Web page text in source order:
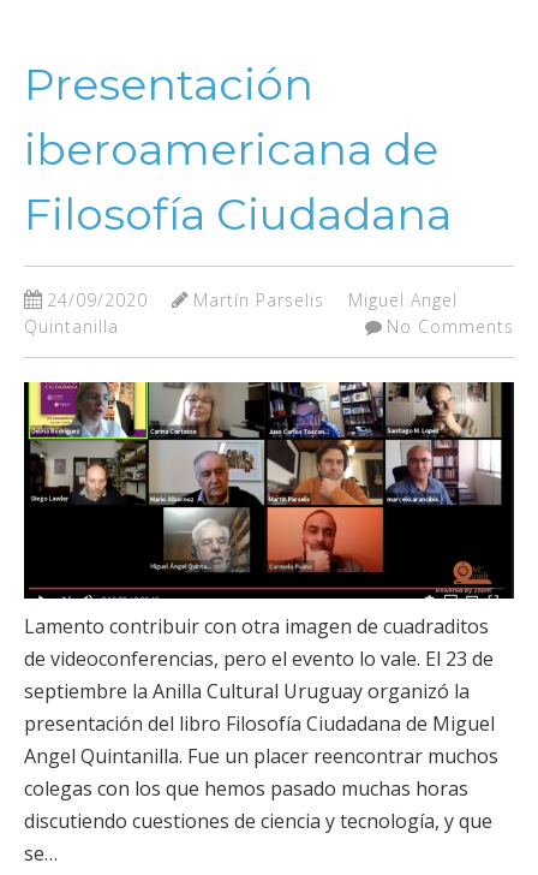
Presentación
iberoamericana de
Filosofía Ciudadana
24/09/2020 Martín Parselis
Miguel Angel
Quintanilla
No Comments
Lamento contribuir con otra imagen de cuadraditos
de videoconferencias, pero el evento lo vale. El 23 de
septiembre la Anilla Cultural Uruguay organizó la
presentación del libro Filosofía Ciudadana de Miguel
Angel Quintanilla. Fue un placer reencontrar muchos
colegas con los que hemos pasado muchas horas
discutiendo cuestiones de ciencia y tecnología, y que
se…